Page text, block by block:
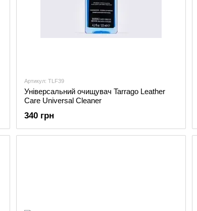
Артикул: TLF39
Універсальний очищувач Tarrago Leather
Care Universal Cleaner
340 грн